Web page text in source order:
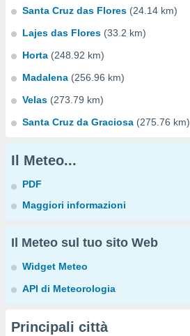
Santa Cruz das Flores (24.14 km)
Lajes das Flores (33.2 km)
Horta (248.92 km)
Madalena (256.96 km)
Velas (273.79 km)
Santa Cruz da Graciosa (275.76 km)
Il Meteo...
PDF
Maggiori informazioni
Il Meteo sul tuo sito Web
Widget Meteo
API di Meteorologia
Principali città